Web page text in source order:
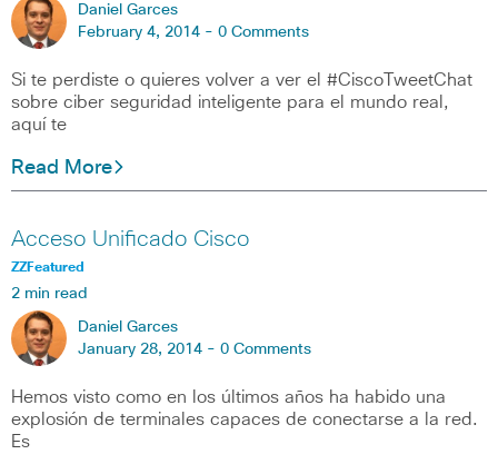
Daniel Garces
February 4, 2014 - 0 Comments
Si te perdiste o quieres volver a ver el #CiscoTweetChat
sobre ciber seguridad inteligente para el mundo real,
aquí te
Read More
Acceso Unificado Cisco
ZZFeatured
2 min read
Daniel Garces
January 28, 2014 - 0 Comments
Hemos visto como en los últimos años ha habido una
explosión de terminales capaces de conectarse a la red.
Es